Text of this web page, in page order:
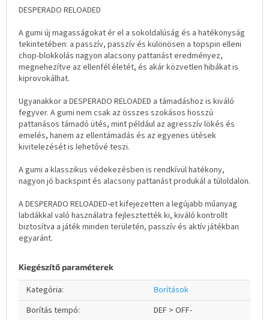
DESPERADO RELOADED
A gumi új magasságokat ér el a sokoldalúság és a hatékonyság
tekintetében: a passzív, passzív és különösen a topspin elleni
chop-blokkolás nagyon alacsony pattanást eredményez,
megnehezítve az ellenfél életét, és akár közvetlen hibákat is
kiprovokálhat.
Ugyanakkor a DESPERADO RELOADED a támadáshoz is kiváló
fegyver. A gumi nem csak az összes szokásos hosszú
pattanásos támadó ütés, mint például az agresszív lökés és
emelés, hanem az ellentámadás és az egyenes ütések
kivitelezését is lehetővé teszi.
A gumi a klasszikus védekezésben is rendkívül hatékony,
nagyon jó backspint és alacsony pattanást produkál a túloldalon.
A DESPERADO RELOADED-et kifejezetten a legújabb műanyag
labdákkal való használatra fejlesztették ki, kiváló kontrollt
biztosítva a játék minden területén, passzív és aktív játékban
egyaránt.
Kiegészítő paraméterek
Kategória:
Borítások
Borítás tempó:
DEF > OFF-